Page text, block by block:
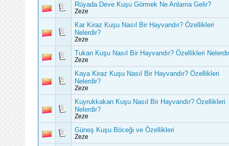
Rüyada Deve Kuşu Görmek Ne Anlama Gelir?
Zeze
Kar Kiraz Kuşu Nasıl Bir Hayvandır? Özellikleri
Nelerdir?
Zeze
Tukan Kuşu Nasıl Bir Hayvandır? Özellikleri
Zeze
Kaya Kiraz Kuşu Nasıl Bir Hayvandır? Özellikleri
Nelerdir?
Zeze
Kuyrukkakan Kuşu Nasıl Bir Hayvandır? Özellikleri
Nelerdir?
Zeze
Güneş Kuşu Böceği ve Özellikleri
Zeze